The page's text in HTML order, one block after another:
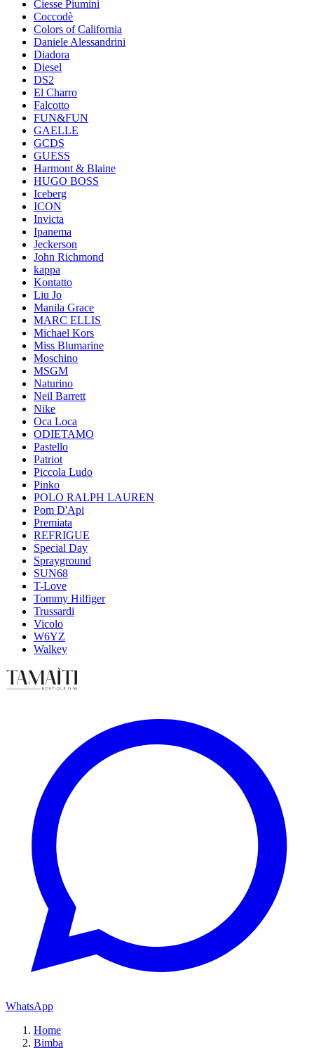
Ciesse Piumini
Coccodè
Colors of California
Daniele Alessandrini
Diadora
Diesel
DS2
El Charro
Falcotto
FUN&FUN
GAELLE
GCDS
GUESS
Harmont & Blaine
HUGO BOSS
Iceberg
ICON
Invicta
Ipanema
Jeckerson
John Richmond
kappa
Kontatto
Liu Jo
Manila Grace
MARC ELLIS
Michael Kors
Miss Blumarine
Moschino
MSGM
Naturino
Neil Barrett
Nike
Oca Loca
ODIETAMO
Pastello
Patriot
Piccola Ludo
Pinko
POLO RALPH LAUREN
Pom D'Api
Premiata
REFRIGUE
Special Day
Sprayground
SUN68
T-Love
Tommy Hilfiger
Trussardi
Vicolo
W6YZ
Walkey
WhatsApp
Home
Bimba